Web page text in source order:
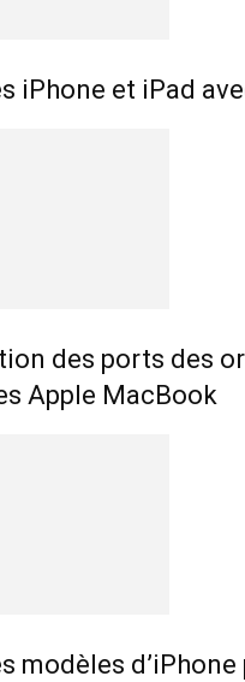
iPhone et iPad
des ports des
Apple MacBook
modèles